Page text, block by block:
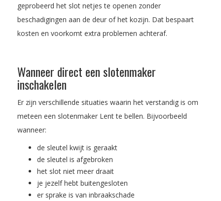
geprobeerd het slot netjes te openen zonder
beschadigingen aan de deur of het kozijn. Dat bespaart
kosten en voorkomt extra problemen achteraf.
Wanneer direct een slotenmaker
inschakelen
Er zijn verschillende situaties waarin het verstandig is om
meteen een slotenmaker Lent te bellen. Bijvoorbeeld
wanneer:
de sleutel kwijt is geraakt
de sleutel is afgebroken
het slot niet meer draait
je jezelf hebt buitengesloten
er sprake is van inbraakschade